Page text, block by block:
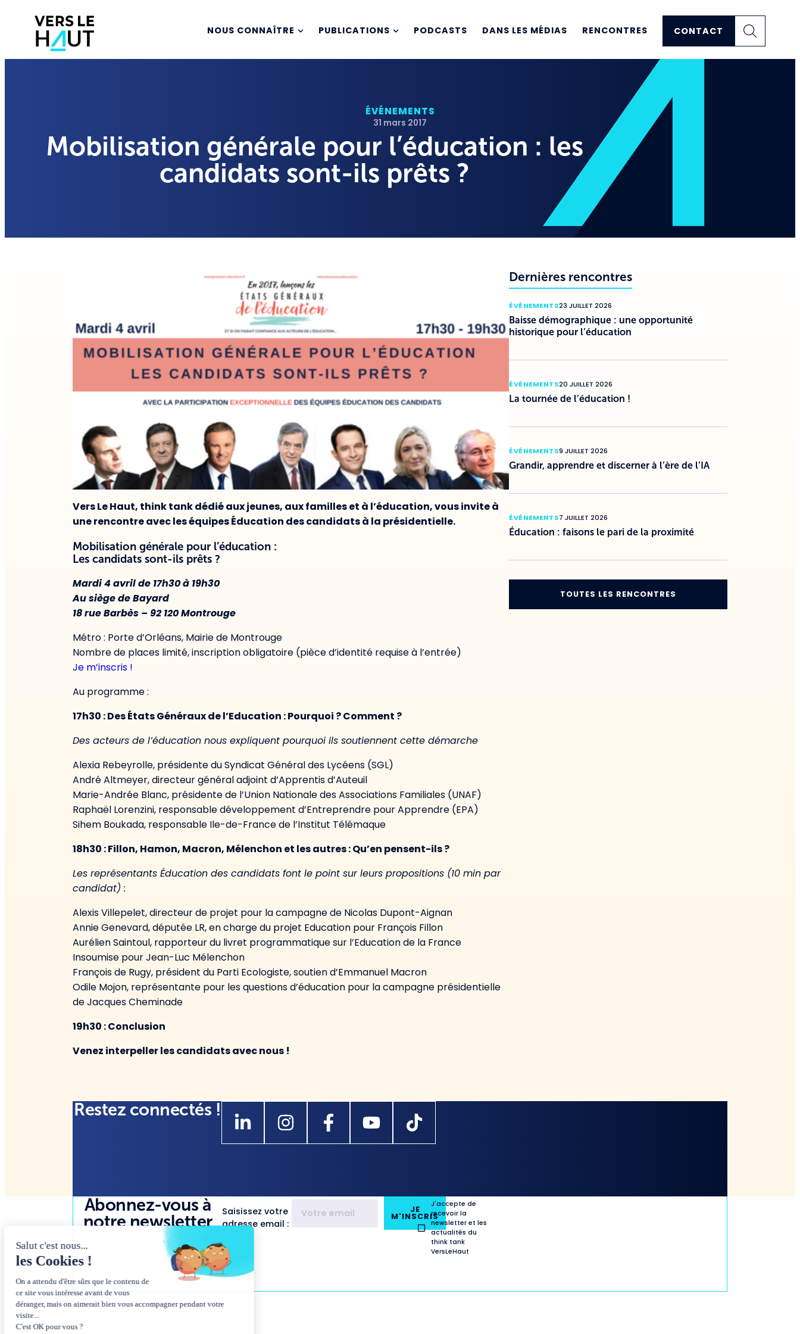
NOUS CONNAÎTRE PUBLICATIONS PODCASTS DANS LES MÉDIAS RENCONTRES CONTACT
ÉVÉNEMENTS
31 mars 2017
Mobilisation générale pour l’éducation : les
candidats sont-ils prêts ?
Vers Le Haut, think tank dédié aux jeunes, aux familles et à l’éducation, vous invite à
une rencontre avec les équipes Éducation des candidats à la présidentielle.
Mobilisation générale pour l’éducation :
Les candidats sont-ils prêts ?
Mardi 4 avril de 17h30 à 19h30
Au siège de Bayard
18 rue Barbès – 92 120 Montrouge
Métro : Porte d’Orléans, Mairie de Montrouge
Nombre de places limité, inscription obligatoire (pièce d’identité requise à l’entrée)
Je m’inscris !
Au programme :
17h30 : Des États Généraux de l’Education : Pourquoi ? Comment ?
Des acteurs de l’éducation nous expliquent pourquoi ils soutiennent cette démarche
Alexia Rebeyrolle, présidente du Syndicat Général des Lycéens (SGL)
André Altmeyer, directeur général adjoint d’Apprentis d’Auteuil
Marie-Andrée Blanc, présidente de l’Union Nationale des Associations Familiales (UNAF)
Raphaël Lorenzini, responsable développement d’Entreprendre pour Apprendre (EPA)
Sihem Boukada, responsable Ile-de-France de l’Institut Télémaque
18h30 : Fillon, Hamon, Macron, Mélenchon et les autres : Qu’en pensent-ils ?
Les représentants Éducation des candidats font le point sur leurs propositions (10 min par
candidat) :
Alexis Villepelet, directeur de projet pour la campagne de Nicolas Dupont-Aignan
Annie Genevard, députée LR, en charge du projet Education pour François Fillon
Aurélien Saintoul, rapporteur du livret programmatique sur l’Education de la France
Insoumise pour Jean-Luc Mélenchon
François de Rugy, président du Parti Ecologiste, soutien d’Emmanuel Macron
Odile Mojon, représentante pour les questions d’éducation pour la campagne présidentielle
de Jacques Cheminade
19h30 : Conclusion
Venez interpeller les candidats avec nous !
Dernières rencontres
ÉVÉNEMENTS23 JUILLET 2026
Baisse démographique : une opportunité
historique pour l’éducation
ÉVÉNEMENTS20 JUILLET 2026
La tournée de l’éducation !
ÉVÉNEMENTS9 JUILLET 2026
Grandir, apprendre et discerner à l’ère de l’IA
ÉVÉNEMENTS7 JUILLET 2026
Éducation : faisons le pari de la proximité
TOUTES LES RENCONTRES
Restez connectés !
Abonnez-vous à
notre newsletter
Saisissez votre
adresse email :
JE
M'INSCRIS
J'accepte de
recevoir la
newsletter et les
actualités du
think tank
VersLeHaut